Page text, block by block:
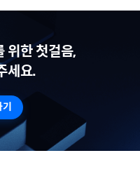
위한 첫걸음,
세요.